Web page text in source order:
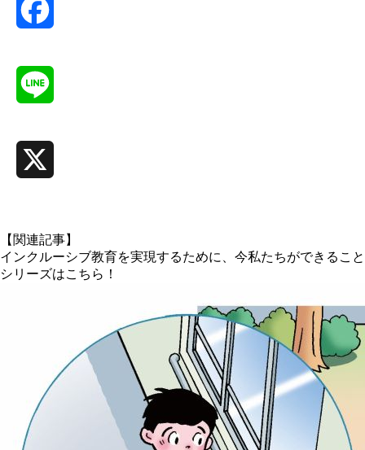
【関連記事】
インクルーシブ教育を実現するために、今私たちができること
シリーズはこちら！